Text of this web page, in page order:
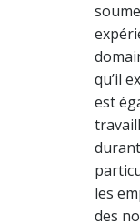
qu’il
est
les
des